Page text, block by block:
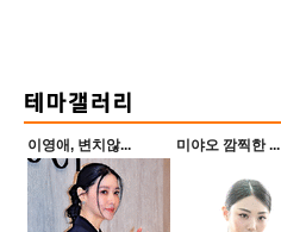
이영애, 변치않... 미야오 깜찍한 ...